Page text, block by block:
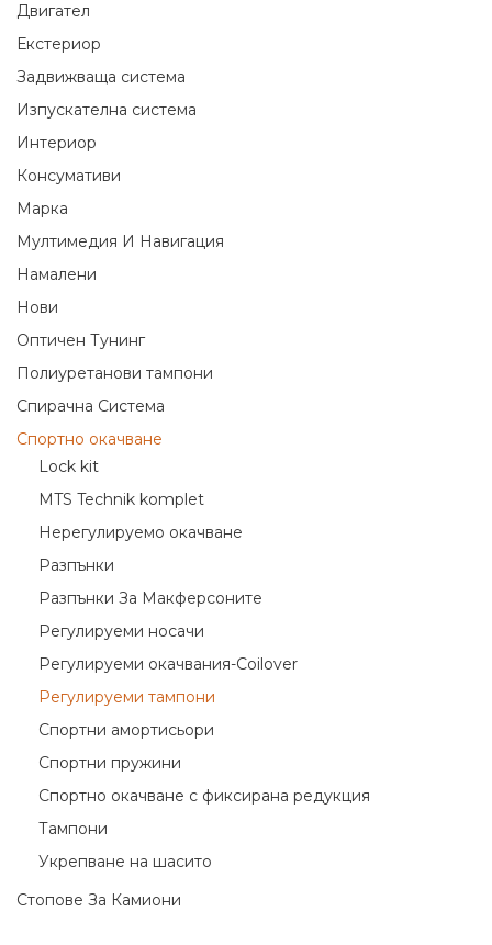
Двигател
Екстериор
Задвижваща система
Изпускателна система
Интериор
Консумативи
Марка
Мултимедия И Навигация
Намалени
Нови
Оптичен Тунинг
Полиуретанови тампони
Спирачна Система
Спортно окачване
Lock kit
MTS Technik komplet
Нерегулируемо окачване
Разпънки
Разпънки За Макферсоните
Регулируеми носачи
Регулируеми окачвания-Coilover
Регулируеми тампони
Спортни амортисьори
Спортни пружини
Спортно окачване с фиксирана редукция
Тампони
Укрепване на шасито
Стопове За Камиони